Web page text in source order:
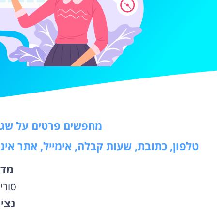
מחפשים פרטים על
טלפון, כתובת, שעות קבלה, אימייל, אתר